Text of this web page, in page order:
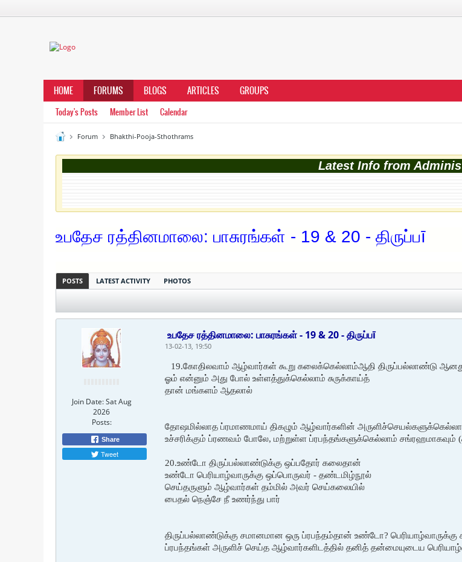
HOME FORUMS BLOGS ARTICLES GROUPS
Today's Posts Member List Calendar
Forum Bhakthi-Pooja-Sthothrams
Latest Info from
உபதேச ரத்தினமாலை: பாசுரங்கள் - 19 & 20 - திருப்பī
POSTS LATEST ACTIVITY PHOTOS
Join Date: Sat Aug
2026
Posts:
Share
Tweet
உபதேச ரத்தினமாலை: பாசுரங்கள் - 19 & 20 - திருப்பī
13-02-13, 19:50
19.கோதிலவாம் ஆழ்வார்கள் கூறு கலைக்கெல்லாம்ஆதி திருப்பல்லாண்டு
ஓம் என்னும் அது போல் உள்ளத்துக்கெல்லாம் சுருக்காய்த்
தான் மங்களம் ஆதலால்
தோஷமில்லாத ப்ரமாணமாய் திகழும் ஆழ்வார்களின்
உச்சரிக்கும் ப்ரணவம் போலே, மற்றுள்ள ப்ரபந்தங்களுக்கெல்லாம் சங்ரஹமாகவும்
20.உண்டோ திருப்பல்லாண்டுக்கு ஒப்பதோர் கலைதான்
உண்டோ பெரியாழ்வாருக்கு ஒப்பொருவர் - தண்டமிழ்நூல்
செய்தருளும் ஆழ்வார்கள் தம்மில் அவர் செய்கலையில்
பைதல் நெஞ்சே நீ உணர்ந்து பார்
திருப்பல்லாண்டுக்கு சமானமான ஒரு ப்ரபந்தம்தான் உண்டோ?
ப்ரபந்தங்கள் அருளிச் செய்த ஆழ்வார்களிடத்தில் தனித் தன்மையுடைய